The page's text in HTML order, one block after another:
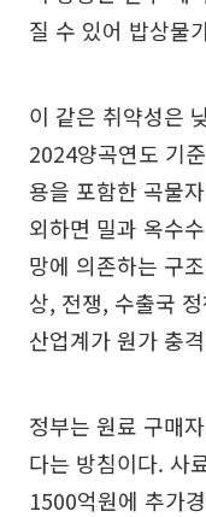
질 수 있어 밥상물
이 같은 취약성은
2024양곡연도 기
용을 포함한 곡물
외하면 밀과 옥수
망에 의존하는 구
상, 전쟁, 수출국
산업계가 원가 충
정부는 원료 구매
다는 방침이다. 사
1500억원에 추가